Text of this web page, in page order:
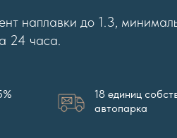
наплавки до 1.3,
24 часа.
18 единиц
автопарка